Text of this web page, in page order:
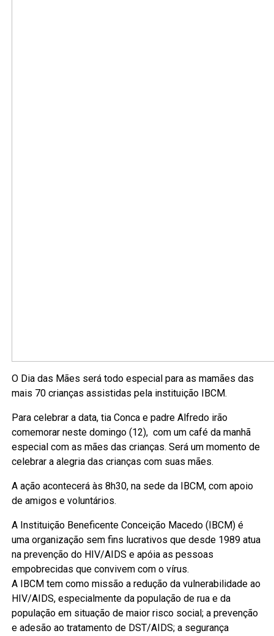
O Dia das Mães será todo especial para as mamães das
mais 70 crianças assistidas pela instituição IBCM.
Para celebrar a data, tia Conca e padre Alfredo irão
comemorar neste domingo (12), com um café da manhã
especial com as mães das crianças. Será um momento de
celebrar a alegria das crianças com suas mães.
A ação acontecerá às 8h30, na sede da IBCM, com apoio
de amigos e voluntários.
A Instituição Beneficente Conceição Macedo (IBCM) é
uma organização sem fins lucrativos que desde 1989 atua
na prevenção do HIV/AIDS e apóia as pessoas
empobrecidas que convivem com o vírus.
A IBCM tem como missão a redução da vulnerabilidade ao
HIV/AIDS, especialmente da população de rua e da
população em situação de maior risco social; a prevenção
e adesão ao tratamento de DST/AIDS; a segurança